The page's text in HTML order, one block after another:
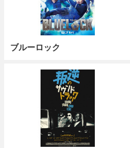
ブルーロック